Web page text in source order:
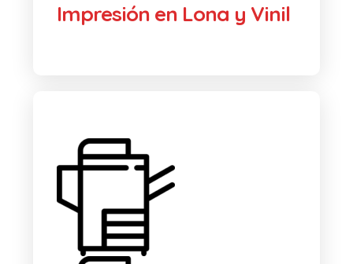
Impresión en Lona y Vinil